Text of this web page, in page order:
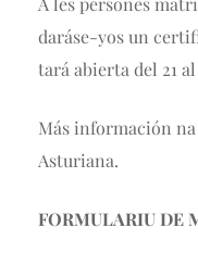
daráse-yos un
tará abierta del 21 al
Más información
Asturiana.
FORMULARIU DE